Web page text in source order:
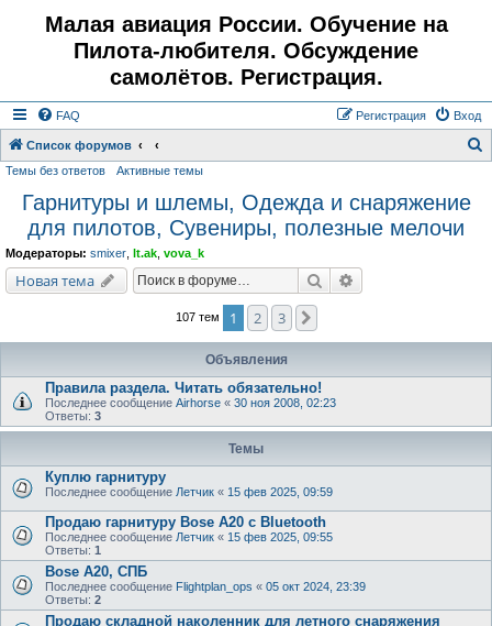
Малая авиация России. Обучение на
Пилота-любителя. Обсуждение
самолётов. Регистрация.
FAQ Вход
Регистрация
Список форумов
Темы без ответов Активные темы
Гарнитуры и шлемы, Одежда и снаряжение
для пилотов, Сувениры, полезные мелочи
Модераторы: smixer lt.ak vova_k
Новая тема Поиск
107 тем 1 2 3
Объявления
Правила раздела. Читать обязательно!
Последнее сообщение Airhorse « 30 ноя 2008, 02:23
Ответы: 3
Темы
Куплю гарнитуру
Последнее сообщение Летчик « 15 фев 2025, 09:59
Продаю гарнитуру Bose A20 с Bluetooth
Последнее сообщение Летчик « 15 фев 2025, 09:55
Ответы: 1
Bose A20, СПБ
Последнее сообщение Flightplan_ops « 05 окт 2024, 23:39
Ответы: 2
Продаю складной наколенник для летного снаряжения